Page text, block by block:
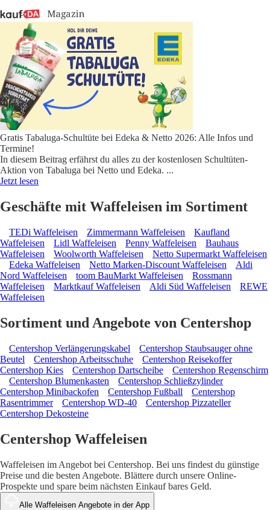
Gratis Tabaluga-Schultüte bei Edeka & Netto 2026: Alle Infos und
Termine!
In diesem Beitrag erfährst du alles zu der kostenlosen Schultüten-
Aktion von Tabaluga bei Netto und Edeka. ...
Jetzt lesen
Geschäfte mit Waffeleisen im Sortiment
TEDi Waffeleisen Zimmermann Waffeleisen
Kaufland
Waffeleisen
Lidl Waffeleisen Penny Waffeleisen
Bauhaus
Waffeleisen
Woolworth Waffeleisen
Netto Supermarkt Waffeleisen
Edeka Waffeleisen
Netto Marken-Discount Waffeleisen
Aldi
Nord Waffeleisen
toom BauMarkt Waffeleisen
Rossmann
Waffeleisen
Marktkauf Waffeleisen Aldi Süd Waffeleisen
REWE
Waffeleisen
Sortiment und Angebote von Centershop
Centershop Verlängerungskabel
Centershop Staubsauger ohne
Beutel
Centershop Arbeitsschuhe
Centershop Reisekoffer
Centershop Kies
Centershop Dartscheibe
Centershop Regenschirm
Centershop Blumenkasten
Centershop Schließzylinder
Centershop Minibackofen
Centershop Fußball
Centershop
Rasentrimmer
Centershop WD-40
Centershop Pizzateller
Centershop Dekosteine
Centershop Waffeleisen
Waffeleisen im Angebot bei Centershop. Bei uns findest du günstige
Preise und die besten Angebote. Blättere durch unsere Online-
Prospekte und spare beim nächsten Einkauf bares Geld.
Alle Waffeleisen Angebote in der App